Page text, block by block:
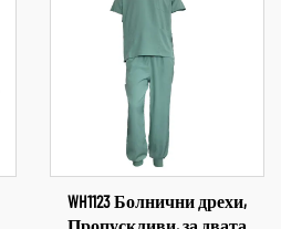
яке с отмываем капюшон
WH1123 Болнични дрехи,